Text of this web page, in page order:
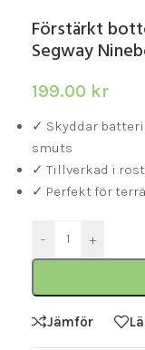
Förstärkt
Segway
199.00 kr
✓ Skyddar
smuts
✓ Tillverkad i
✓ Perfekt för
- +
Jämför